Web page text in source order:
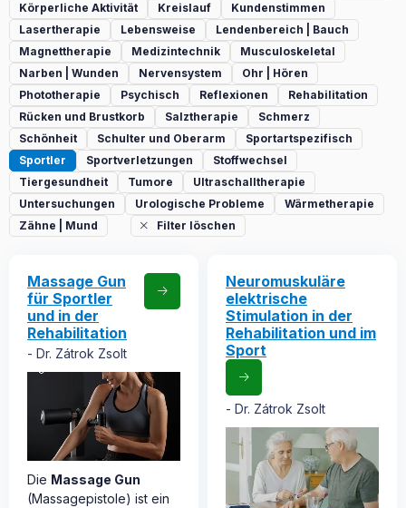
Körperliche Aktivität
Kreislauf
Kundenstimmen
Lasertherapie
Lebensweise
Lendenbereich | Bauch
Magnettherapie
Medizintechnik
Musculoskeletal
Narben | Wunden
Nervensystem
Ohr | Hören
Phototherapie
Psychisch Reflexionen
Rehabilitation
Rücken und Brustkorb
Salztherapie
Schmerz
Schönheit
Schulter und Oberarm
Sportartspezifisch
Sportler
Sportverletzungen
Stoffwechsel
Tiergesundheit
Tumore
Ultraschalltherapie
Untersuchungen
Urologische Probleme
Wärmetherapie
Zähne | Mund
Filter löschen
Massage Gun
für Sportler
und in der
Rehabilitation
Dr. Zátrok Zsolt
Die Massage Gun
(Massagepistole) ist ein
Neuromuskuläre
elektrische
Stimulation in der
Rehabilitation und im
Sport
Dr. Zátrok Zsolt